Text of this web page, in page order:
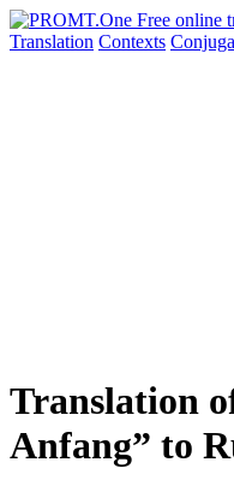
Translation Contexts
Translation
Anfang” to